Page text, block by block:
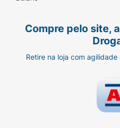
Deixe agir por 30
Aguarde 24 horas e se
ou na sua proximidade,
hipersensibilidade da
portanto, o produto não
Compre pelo site,
Retire na loja com